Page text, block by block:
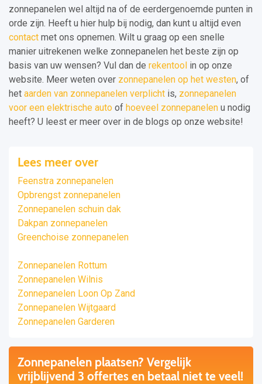
zonnepanelen wel altijd na of de eerdergenoemde punten in
orde zijn. Heeft u hier hulp bij nodig, dan kunt u altijd even
contact met ons opnemen. Wilt u graag op een snelle
manier uitrekenen welke zonnepanelen het beste zijn op
basis van uw wensen? Vul dan de rekentool in op onze
website. Meer weten over zonnepanelen op het westen, of
het aarden van zonnepanelen verplicht is, zonnepanelen
voor een elektrische auto of hoeveel zonnepanelen u nodig
heeft? U leest er meer over in de blogs op onze website!
Lees meer over
Feenstra zonnepanelen
Opbrengst zonnepanelen
Zonnepanelen schuin dak
Dakpan zonnepanelen
Greenchoise zonnepanelen
Zonnepanelen Rottum
Zonnepanelen Wilnis
Zonnepanelen Loon Op Zand
Zonnepanelen Wijtgaard
Zonnepanelen Garderen
Zonnepanelen plaatsen? Vergelijk
vrijblijvend 3 offertes en betaal niet te veel!